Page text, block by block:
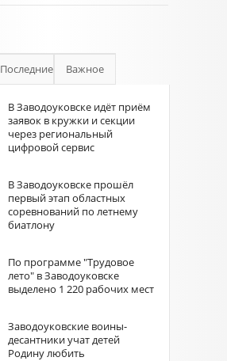
Последние Важное
В Заводоуковске идёт приём
заявок в кружки и секции
через региональный
цифровой сервис
В Заводоуковске прошёл
первый этап областных
соревнований по летнему
биатлону
По программе "Трудовое
лето" в Заводоуковске
выделено 1 220 рабочих мест
Заводоуковские воины-
десантники учат детей
Родину любить